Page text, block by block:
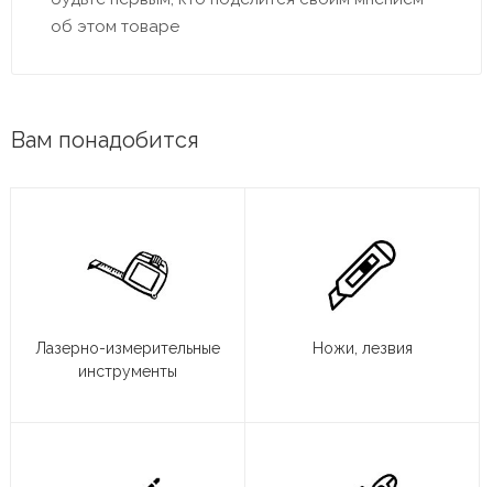
об этом товаре
Вам понадобится
Лазерно-измерительные
инструменты
Ножи, лезвия